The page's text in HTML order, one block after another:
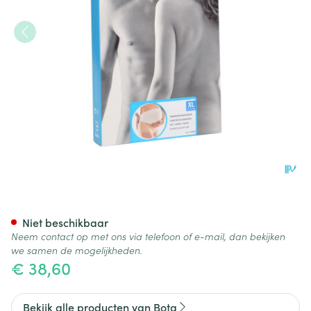
€ 38,60
Niet beschikbaar
Neem contact op met ons via telefoon of e-mail, dan bekijken
we samen de mogelijkheden.
Bekijk alle producten van Bota